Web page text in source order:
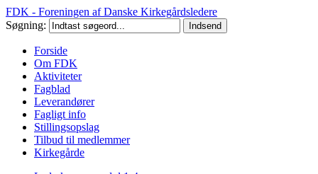
FDK - Foreningen af Danske Kirkegårdsledere
Søgning:
Forside
Om FDK
Aktiviteter
Fagblad
Leverandører
Fagligt info
Stillingsopslag
Tilbud til medlemmer
Kirkegårde